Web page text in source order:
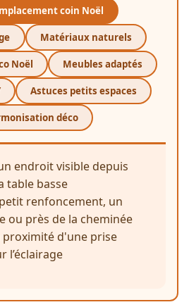
coin Noël
Matériaux naturels
Noël Meubles adaptés
Astuces petits espaces
déco
endroit visible depuis
table basse
renfoncement, un
ou près de la cheminée
proximité d'une prise
l’éclairage